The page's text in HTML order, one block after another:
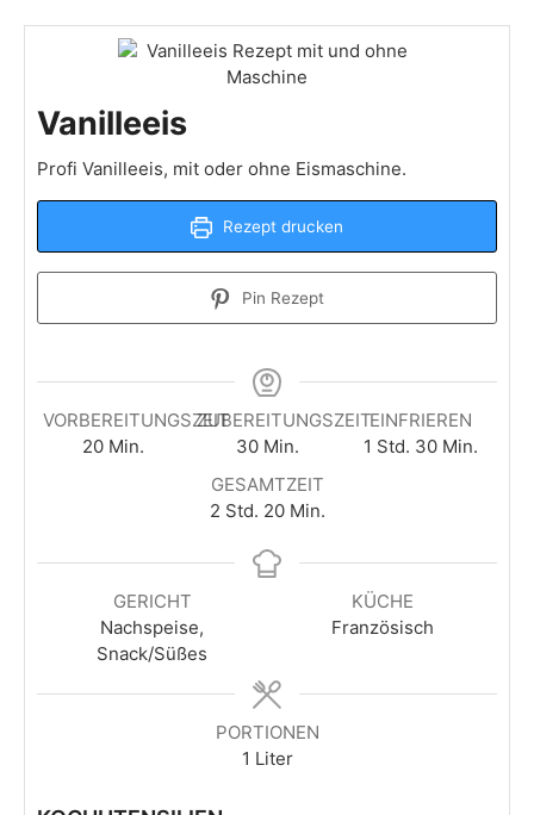
Vanilleeis
Profi Vanilleeis, mit oder ohne Eismaschine.
Rezept drucken
Pin Rezept
VORBEREITUNGSZEIT
20Minuten
Min.
ZUBEREITUNGSZEIT
30Minuten
Min.
EINFRIEREN
1 Stunde
Std. 30Minuten
Min.
GESAMTZEIT
2Stunden
Std. 20Minuten
Min.
GERICHT
Nachspeise,
Snack/Süßes
KÜCHE
Französisch
PORTIONEN
1 Liter